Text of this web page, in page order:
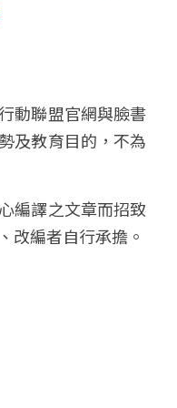
動聯盟官網與臉書
及教育目的，不為
編譯之文章而招致
改編者自行承擔。